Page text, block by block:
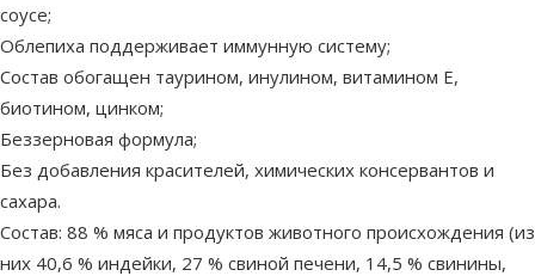
соусе;
Облепиха поддерживает иммунную систему;
Состав обогащен таурином, инулином, витамином Е,
биотином, цинком;
Беззерновая формула;
Без добавления красителей, химических консервантов и
сахара.
Состав: 88 % мяса и продуктов животного происхождения (из
них 40,6 % индейки, 27 % свиной печени, 14,5 % свинины,